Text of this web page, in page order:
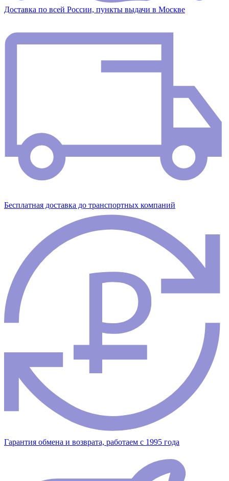
Доставка по всей России, пункты выдачи в Москве
Бесплатная доставка до транспортных компаний
Гарантия обмена и возврата, работаем с 1995 года